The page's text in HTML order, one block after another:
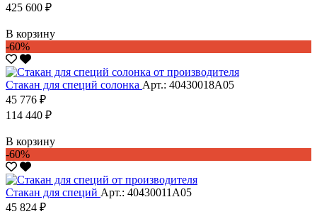
425 600 ₽
В корзину
-60%
Стакан для специй солонка Арт.: 40430018А05
45 776 ₽
114 440 ₽
В корзину
-60%
Стакан для специй Арт.: 40430011А05
45 824 ₽